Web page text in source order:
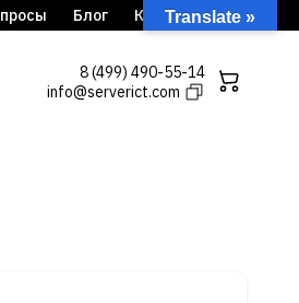
Блог Кейсы
8 (499) 490-55-14
info@serverict.com
Translate »